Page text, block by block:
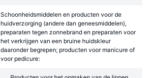
Schoonheidsmiddelen en producten voor de
huidverzorging (andere dan geneesmiddelen),
preparaten tegen zonnebrand en preparaten voor
het verkrijgen van een bruine huidskleur
daaronder begrepen; producten voor manicure of
voor pedicure: